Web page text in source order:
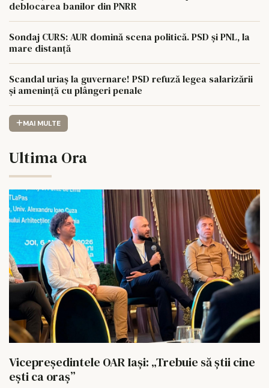
deblocarea banilor din PNRR
Sondaj CURS: AUR domină scena politică. PSD și PNL, la
mare distanță
Scandal uriaș la guvernare! PSD refuză legea salarizării
și amenință cu plângeri penale
MAI MULTE
Ultima Ora
Vicepreședintele OAR Iași: „Trebuie să știi cine
ești ca oraș”